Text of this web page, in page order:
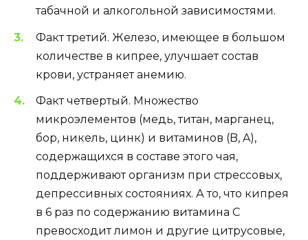
табачной и алкогольной зависимостями.
Факт третий. Железо, имеющее в большом
количестве в кипрее, улучшает состав
крови, устраняет анемию.
Факт четвертый. Множество
микроэлементов (медь, титан, марганец,
бор, никель, цинк) и витаминов (B, A),
содержащихся в составе этого чая,
поддерживают организм при стрессовых,
депрессивных состояниях. А то, что кипрея
в 6 раз по содержанию витамина C
превосходит лимон и другие цитрусовые,